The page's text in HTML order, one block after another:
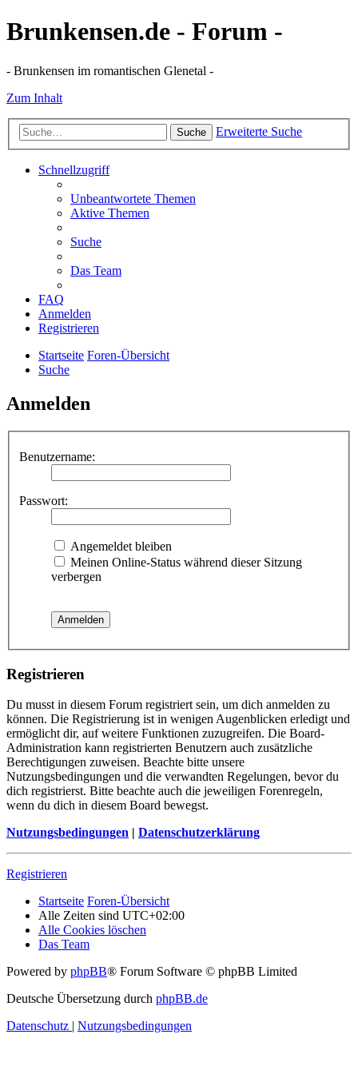
Brunkensen.de - Forum -
- Brunkensen im romantischen Glenetal -
Zum Inhalt
Suche Erweiterte Suche
Schnellzugriff
Unbeantwortete Themen
Aktive Themen
Suche
Das Team
FAQ
Anmelden
Registrieren
Startseite Foren-Übersicht
Suche
Anmelden
Benutzername:
Passwort:
Angemeldet bleiben
Meinen Online-Status während dieser Sitzung
verbergen
Registrieren
Du musst in diesem Forum registriert sein, um dich anmelden zu
können. Die Registrierung ist in wenigen Augenblicken erledigt und
ermöglicht dir, auf weitere Funktionen zuzugreifen. Die Board-
Administration kann registrierten Benutzern auch zusätzliche
Berechtigungen zuweisen. Beachte bitte unsere
Nutzungsbedingungen und die verwandten Regelungen, bevor du
dich registrierst. Bitte beachte auch die jeweiligen Forenregeln,
wenn du dich in diesem Board bewegst.
Nutzungsbedingungen | Datenschutzerklärung
Registrieren
Startseite Foren-Übersicht
Alle Zeiten sind UTC+02:00
Alle Cookies löschen
Das Team
Powered by phpBB® Forum Software © phpBB Limited
Deutsche Übersetzung durch phpBB.de
Datenschutz | Nutzungsbedingungen